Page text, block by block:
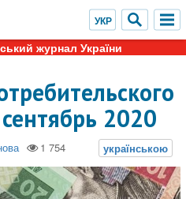
журнал України
2020